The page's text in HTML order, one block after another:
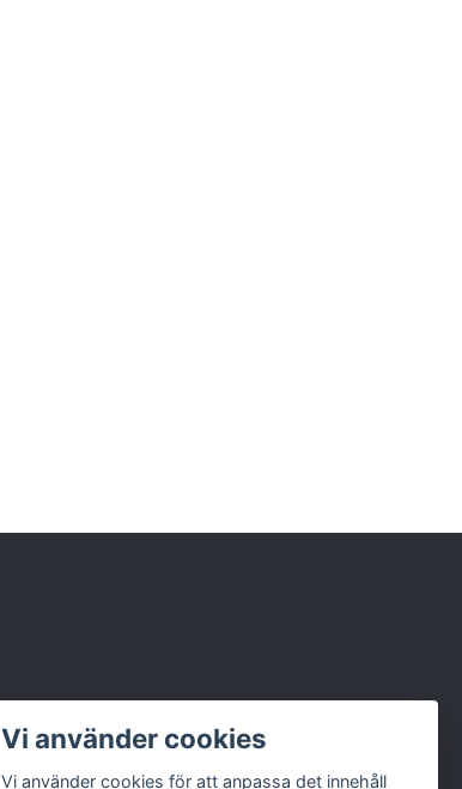
Vi använder cookies
Vi använder cookies för att anpassa det innehåll